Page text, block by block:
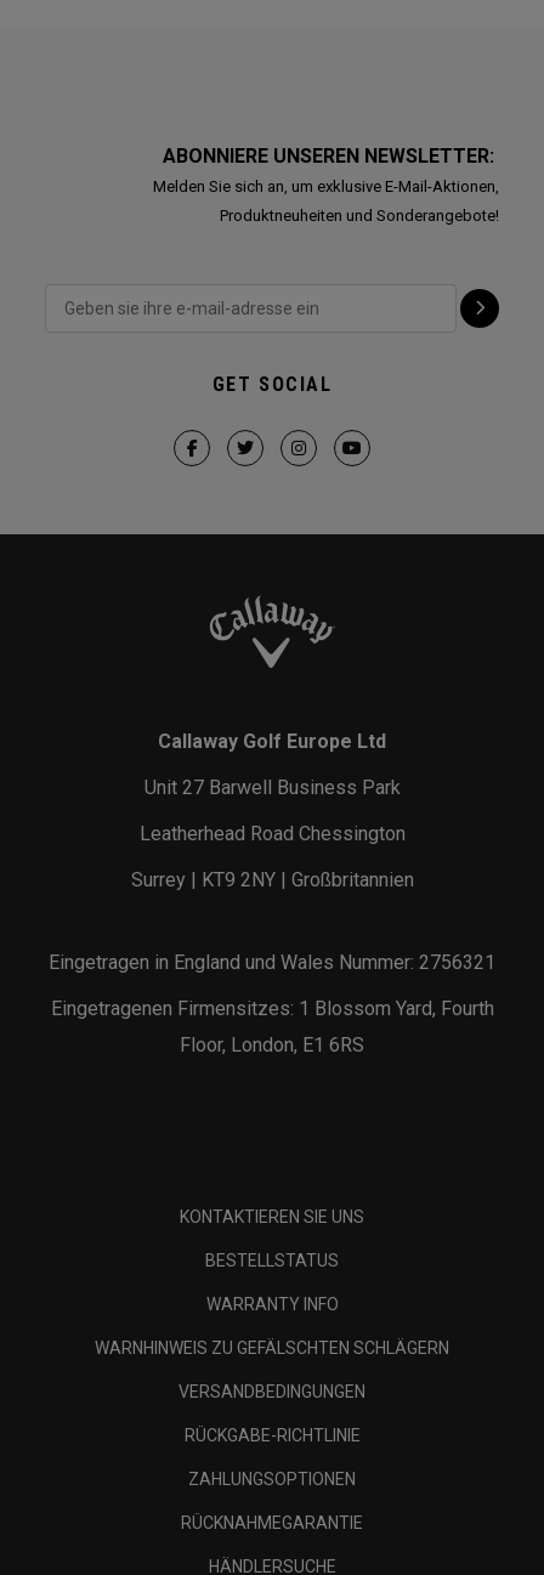
ABONNIERE UNSEREN NEWSLETTER:
Melden Sie sich an, um exklusive E-Mail-Aktionen,
Produktneuheiten und Sonderangebote!
GET SOCIAL
Callaway Golf Europe Ltd
Unit 27 Barwell Business Park
Leatherhead Road Chessington
Surrey | KT9 2NY | Großbritannien
Eingetragen in England und Wales Nummer: 2756321
Eingetragenen Firmensitzes: 1 Blossom Yard, Fourth
Floor, London, E1 6RS
KONTAKTIEREN SIE UNS
BESTELLSTATUS
WARRANTY INFO
WARNHINWEIS ZU GEFÄLSCHTEN SCHLÄGERN
VERSANDBEDINGUNGEN
RÜCKGABE-RICHTLINIE
ZAHLUNGSOPTIONEN
RÜCKNAHMEGARANTIE
HÄNDLERSUCHE